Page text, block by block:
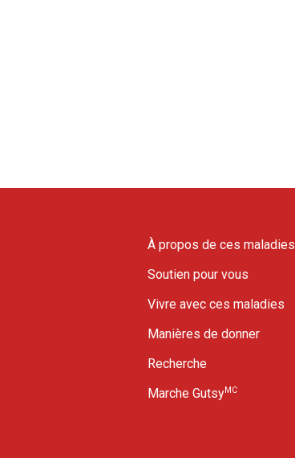
À propos de ces maladies
Soutien pour vous
Vivre avec ces maladies
Manières de donner
Recherche
Marche GutsyMC